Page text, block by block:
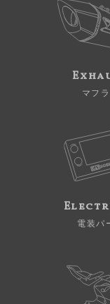
マフ
電装パ